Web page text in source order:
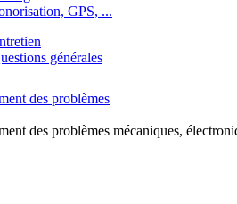
GPS, ...
générales
des problèmes
des problèmes mécaniques,